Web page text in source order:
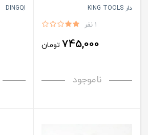
دار KING TOOLS
1 نفر
745,000 تومان
ناموجود
DINGQI